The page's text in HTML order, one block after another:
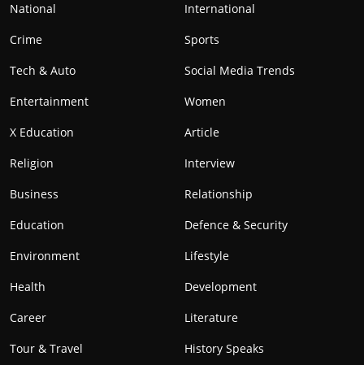
National
International
Crime
Sports
Tech & Auto
Social Media Trends
Entertainment
Women
X Education
Article
Religion
Interview
Business
Relationship
Education
Defence & Security
Environment
Lifestyle
Health
Development
Career
Literature
Tour & Travel
History Speaks